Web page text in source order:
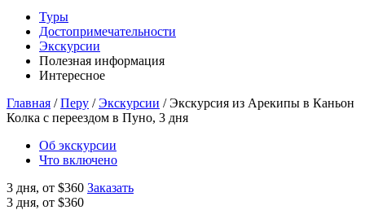
Туры
Достопримечательности
Экскурсии
Полезная информация
Интересное
Главная /Перу /Экскурсии /Экскурсия из Арекипы в Каньон
Колка с переездом в Пуно, 3 дня
Об экскурсии
Что включено
3 дня, от $360 Заказать
3 дня, от $360